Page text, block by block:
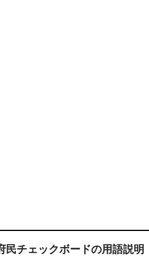
民チェックボードの用語説明